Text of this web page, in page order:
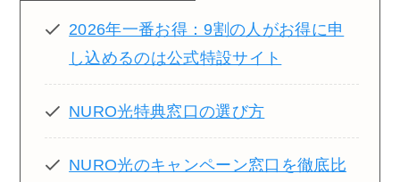
2026年一番お得：9割の人がお得に申
し込めるのは公式特設サイト
NURO光特典窓口の選び方
NURO光のキャンペーン窓口を徹底比